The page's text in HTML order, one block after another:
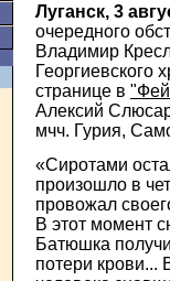
Луганск, 3
очередного
Владимир
Георгиевского
странице в
Алексий
мчч. Гурия,
«Сиротами
произошло в
провожал
В этот момент
Батюшка
потери крови...